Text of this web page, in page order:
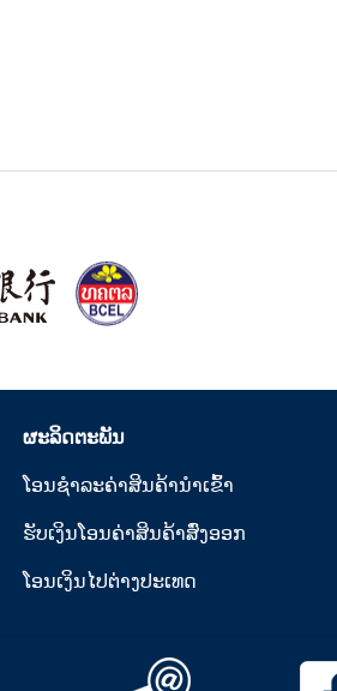
ຜະລິດຕະພັນ
ໂອນຊໍາລະຄ່າສິນຄ້ານໍາເຂົ້າ
ຮັບເງິນໂອນຄ່າສິນຄ້າສົ່ງອອກ
ໂອນເງິນໄປຕ່າງປະເທດ